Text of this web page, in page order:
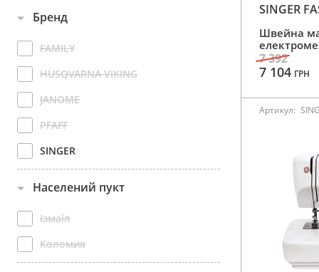
Бренд
FAMILY
HUSQVARNA VIKING
JANOME
PFAFF
SINGER
Населений пукт
Ізмаїл
Коломия
SINGER
Швейна
7 392
7 104 ГРН
Артикул: